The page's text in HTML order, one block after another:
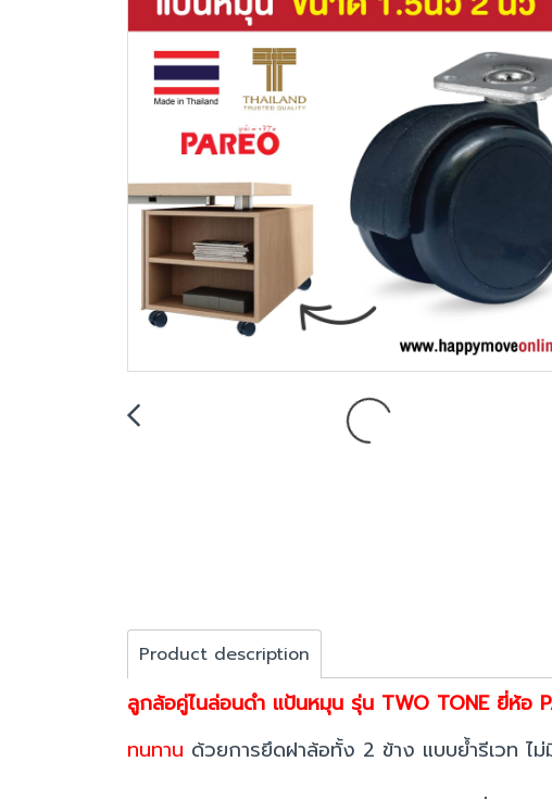
Product description
ลูกล้อคู่ไนล่อนดำ แป้นหมุน รุ่น TWO TONE ยี่ห้อ
ทนทาน ด้วยการยึดฝาล้อทั้ง 2 ข้าง แบบย้ำรีเวท ไ